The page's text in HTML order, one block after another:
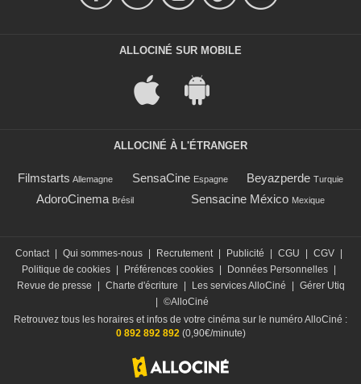
ALLOCINÉ SUR MOBILE
ALLOCINÉ À L'ÉTRANGER
Filmstarts Allemagne SensaCine Espagne Beyazperde Turquie
AdoroCinema Brésil Sensacine México Mexique
Contact Qui sommes-nous Recrutement Publicité CGU CGV
Politique de cookies
Préférences cookies Données Personnelles
Revue de presse
Charte d'écriture Les services AlloCiné
Gérer Utiq
©AlloCiné
Retrouvez tous les horaires et infos de votre cinéma sur le numéro AlloCiné :
0 892 892 892(0,90€/minute)